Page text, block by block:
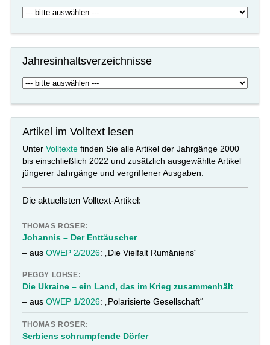
Jahresinhaltsverzeichnisse
Artikel im Volltext lesen
UnterVolltexte finden Sie alle Artikel der Jahrgänge 2000
bis einschließlich 2022 und zusätzlich ausgewählte Artikel
jüngerer Jahrgänge und vergriffener Ausgaben.
Die aktuellsten Volltext-Artikel:
THOMAS ROSER:
Johannis – Der Enttäuscher
– ausOWEP 2/2026: „Die Vielfalt Rumäniens“
PEGGY LOHSE:
Die Ukraine – ein Land, das im Krieg zusammenhält
– ausOWEP 1/2026: „Polarisierte Gesellschaft“
THOMAS ROSER:
Serbiens schrumpfende Dörfer